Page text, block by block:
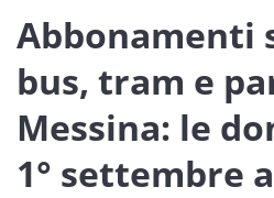
Economia
Sport
Sicilia
Abbonamenti
bus, tram e
Messina: le
1° settembre